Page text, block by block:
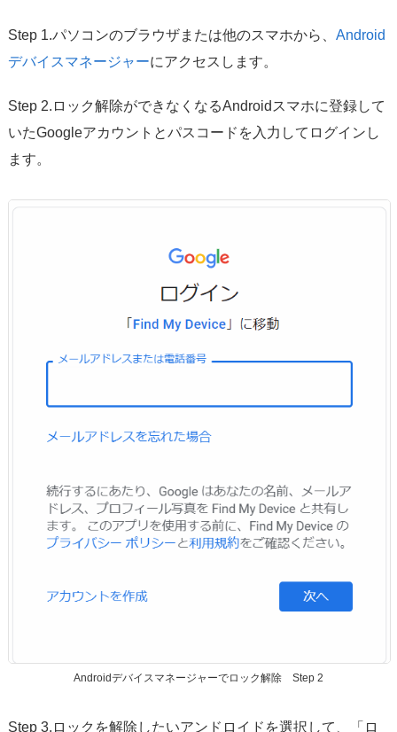
Step 1.パソコンのブラウザまたは他のスマホから、 Android
デバイスマネージャーにアクセスします。
Step 2.ロック解除ができなくなるAndroidスマホに登録して
いたGoogleアカウントとパスコードを入力してログインし
ます。
Androidデバイスマネージャーでロック解除 Step 2
Step 3.ロックを解除したいアンドロイドを選択して、「ロ